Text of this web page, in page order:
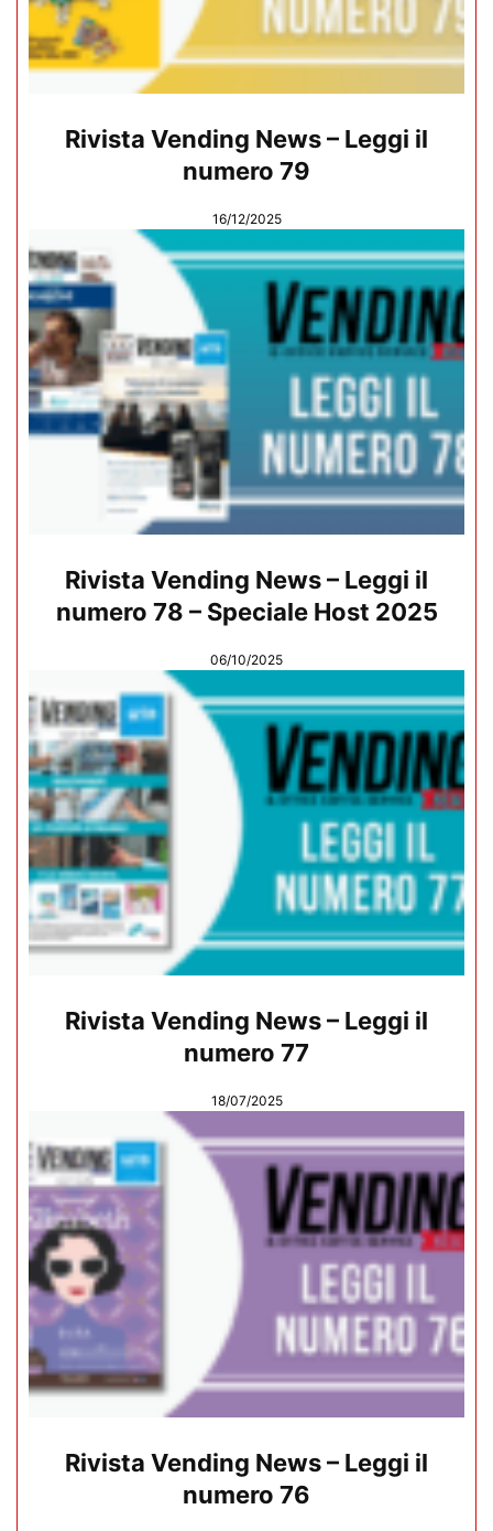
Rivista Vending News – Leggi il
numero 79
16/12/2025
Rivista Vending News – Leggi il
numero 78 – Speciale Host 2025
06/10/2025
Rivista Vending News – Leggi il
numero 77
18/07/2025
Rivista Vending News – Leggi il
numero 76